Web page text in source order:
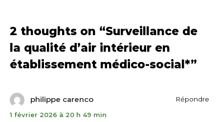
2 thoughts on “Surveillance de
la qualité d’air intérieur en
établissement médico-social*”
philippe carenco
1 février 2026 à 20 h 49 min
Répondre